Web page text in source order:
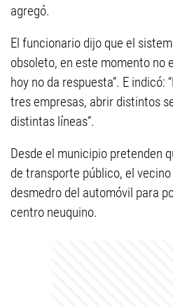
agregó.
El funcionario dijo que el
obsoleto, en este momento no
hoy no da respuesta”. E indicó:
tres empresas, abrir distintos
distintas líneas”.
Desde el municipio pretenden
de transporte público, el
desmedro del automóvil para
centro neuquino.